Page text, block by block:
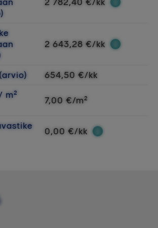
2 643,28 €/kk
654,50 €/kk
m²
7,00 €/m²
0,00 €/kk